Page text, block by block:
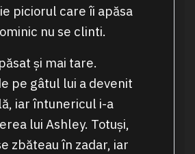
piciorul care îi apăsa
nu se clinti.
și mai tare.
pe gâtul lui a devenit
iar întunericul i-a
lui Ashley. Totuși,
zbăteau în zadar, iar